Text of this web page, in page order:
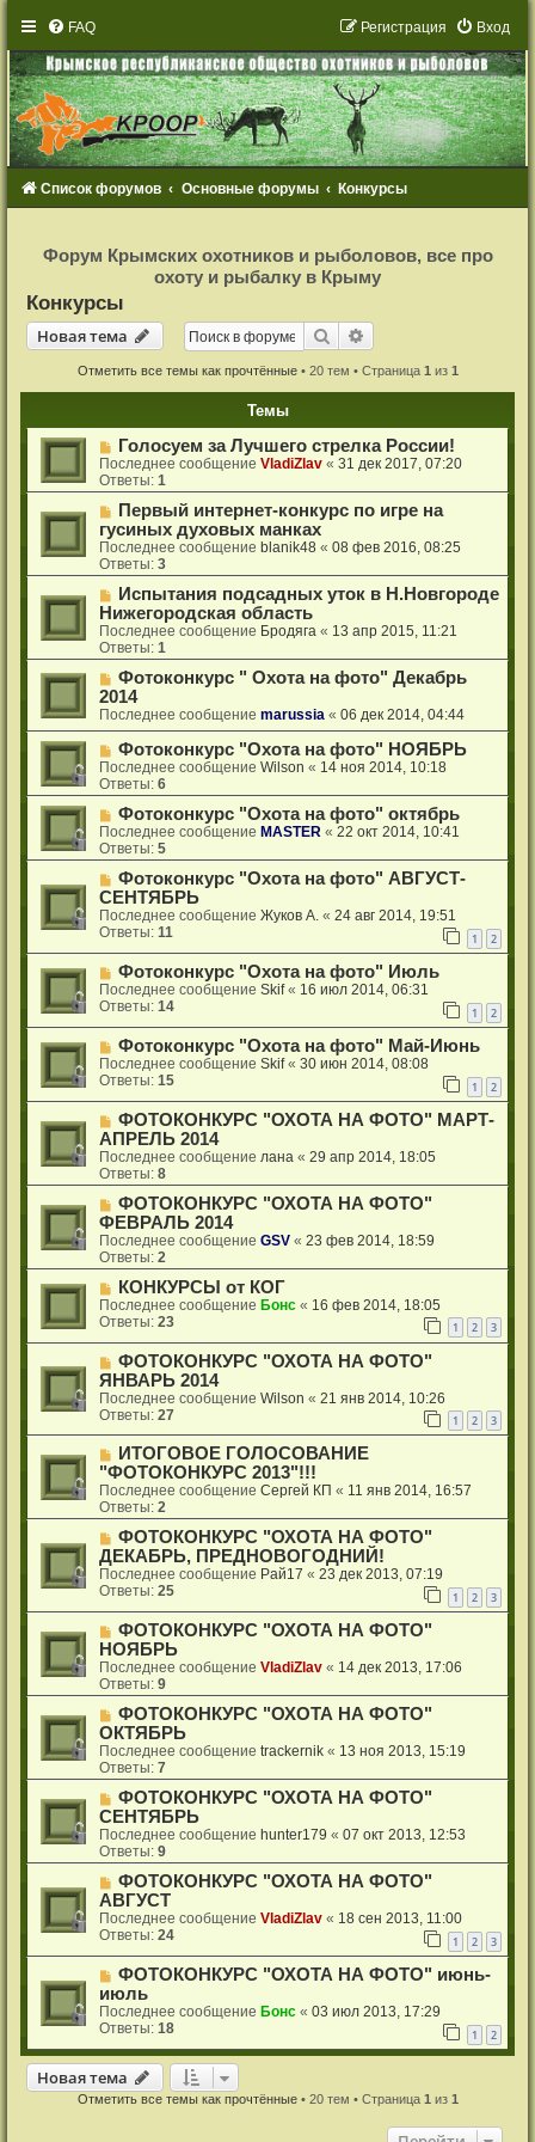
FAQ Вход
Регистрация
Список форумов Основные форумы Конкурсы
с
т
р
а
ц
Форум Крымских охотников и рыболовов, все про
охоту и рыбалку в Крыму
Конкурсы
Новая тема
Новаятема Поиск
Отметить все темы как прочтённые• 20 тем • Страница 1 из 1
Темы
Голосуем за Лучшего стрелка России!
Последнее сообщениеVladiZlav «31 дек 2017, 07:20
Ответы:1
Первый интернет-конкурс по игре на
гусиных духовых манках
Последнее сообщение blanik48 «08 фев 2016, 08:25
Ответы:3
Испытания подсадных уток в Н.Новгороде
Нижегородская область
Последнее сообщение Бродяга « 13 апр 2015, 11:21
Ответы:1
Фотоконкурс " Охота на фото" Декабрь
2014
Последнее сообщениеmarussia «06 дек 2014, 04:44
Фотоконкурс "Охота на фото" НОЯБРЬ
Последнее сообщениеWilson « 14 ноя 2014, 10:18
Ответы:6
Фотоконкурс "Охота на фото" октябрь
Последнее сообщение MASTER «22 окт 2014, 10:41
Ответы:5
Фотоконкурс "Охота на фото" АВГУСТ-
СЕНТЯБРЬ
Последнее сообщениеЖуков А. «24 авг 2014, 19:51
Ответы:11 1 2
Фотоконкурс "Охота на фото" Июль
Последнее сообщениеSkif« 16 июл 2014, 06:31
Ответы:14 1 2
Фотоконкурс "Охота на фото" Май-Июнь
Последнее сообщениеSkif«30 июн 2014, 08:08
Ответы:15 1 2
ФОТОКОНКУРС "ОХОТА НА ФОТО" МАРТ-
АПРЕЛЬ 2014
Последнее сообщение лана «29 апр 2014, 18:05
Ответы:8
ФОТОКОНКУРС "ОХОТА НА ФОТО"
ФЕВРАЛЬ 2014
Последнее сообщениеGSV «23 фев 2014, 18:59
Ответы:2
КОНКУРСЫ от КОГ
Последнее сообщениеБонс « 16 фев 2014, 18:05
Ответы:23 1 2 3
ФОТОКОНКУРС "ОХОТА НА ФОТО"
ЯНВАРЬ 2014
Последнее сообщениеWilson «21 янв 2014, 10:26
Ответы:27 1 2 3
ИТОГОВОЕ ГОЛОСОВАНИЕ
"ФОТОКОНКУРС 2013"!!!
Последнее сообщениеСергей КП « 11 янв 2014, 16:57
Ответы:2
ФОТОКОНКУРС "ОХОТА НА ФОТО"
ДЕКАБРЬ, ПРЕДНОВОГОДНИЙ!
Последнее сообщение Рай17 «23 дек 2013, 07:19
Ответы:25 1 2 3
ФОТОКОНКУРС "ОХОТА НА ФОТО"
НОЯБРЬ
Последнее сообщениеVladiZlav « 14 дек 2013, 17:06
Ответы:9
ФОТОКОНКУРС "ОХОТА НА ФОТО"
ОКТЯБРЬ
Последнее сообщениеtrackernik « 13 ноя 2013, 15:19
Ответы:7
ФОТОКОНКУРС "ОХОТА НА ФОТО"
СЕНТЯБРЬ
Последнее сообщение hunter179 «07 окт 2013, 12:53
Ответы:9
ФОТОКОНКУРС "ОХОТА НА ФОТО"
АВГУСТ
Последнее сообщениеVladiZlav « 18 сен 2013, 11:00
Ответы:24 1 2 3
ФОТОКОНКУРС "ОХОТА НА ФОТО" июнь-
июль
Последнее сообщение Бонс «03 июл 2013, 17:29
Ответы:18 1 2
Новая тема
Новаятема
Отметить все темы как прочтённые• 20 тем • Страница 1 из 1